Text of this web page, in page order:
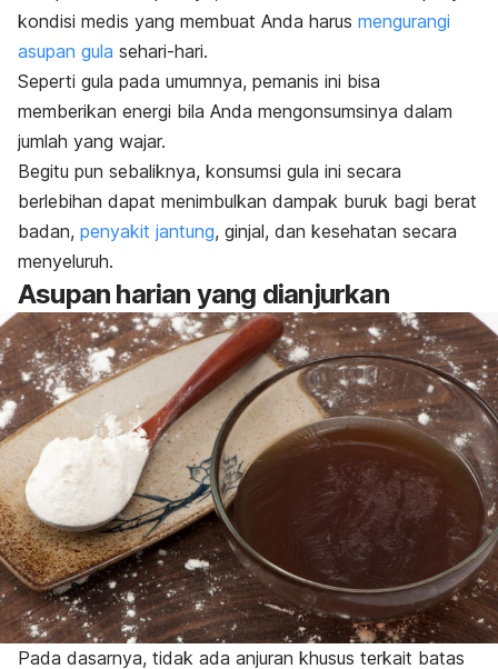
kondisi medis yang membuat Anda harus mengurangi
asupan gula sehari-hari.
Seperti gula pada umumnya, pemanis ini bisa
memberikan energi bila Anda mengonsumsinya dalam
jumlah yang wajar.
Begitu pun sebaliknya, konsumsi gula ini secara
berlebihan dapat menimbulkan dampak buruk bagi berat
badan, penyakit jantung, ginjal, dan kesehatan secara
menyeluruh.
Asupan harian yang dianjurkan
Pada dasarnya, tidak ada anjuran khusus terkait batas